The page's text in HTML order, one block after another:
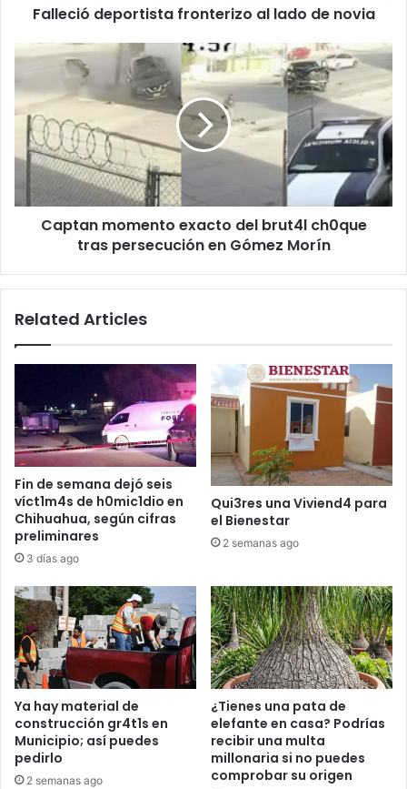
Falleció deportista fronterizo al lado de novia
Captan
momento
exacto
del
brut4l
ch0que
tras
persecución
en
GómezCaptan momento exacto del brut4l ch0que
tras persecución en Gómez Morín
Related Articles
Fin de semana dejó seis
víct1m4s de h0mic1dio en
Chihuahua, según cifras
preliminares
3 días ago
Qui3res una Viviend4 para
el Bienestar
2 semanas ago
Ya hay material de
construcción gr4t1s en
Municipio; así puedes
pedirlo
2 semanas ago
¿Tienes una pata de
elefante en casa? Podrías
recibir una multa
millonaria si no puedes
comprobar su origen